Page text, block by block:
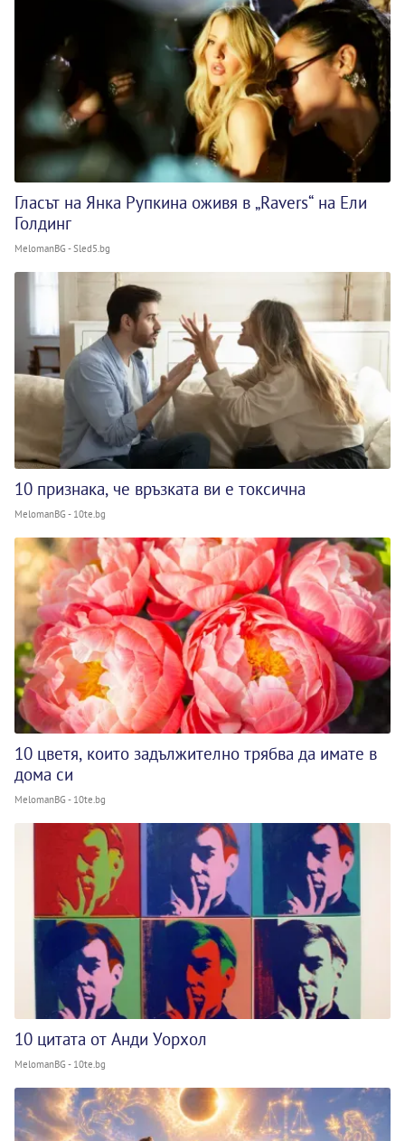
Гласът на Янка Рупкина оживя в „Ravers“ на Ели
Голдинг
MelomanBG - Sled5.bg
10 признака, че връзката ви е токсична
MelomanBG - 10te.bg
10 цветя, които задължително трябва да имате в
дома си
MelomanBG - 10te.bg
10 цитата от Анди Уорхол
MelomanBG - 10te.bg